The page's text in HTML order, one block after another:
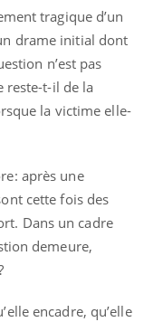
tragique d’un
drame initial dont
n’est pas
reste-t-il de la
la victime elle-
après une
cette fois des
Dans un cadre
demeure,
encadre, qu’elle